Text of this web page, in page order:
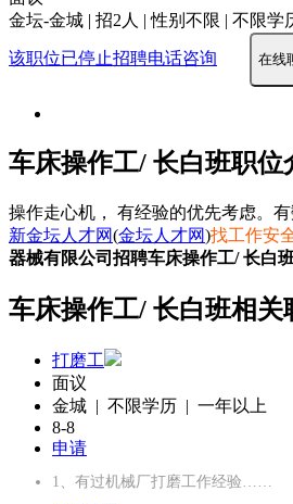
金坛-金城 | 招2人 | 性别不限 | 不限学
该职位已停止招聘电话咨询 在线
车床操作工/ 长白班职位
操作走心机， 有经验的优先考虑。
新金坛人才网(金坛人才网)找工作安
器械有限公司招聘车床操作工/ 长白
车床操作工/ 长白班相关
打磨工
面议
金城 | 不限学历 | 一年以上
8-8
申请
1、有过机械厂打磨工作经验……